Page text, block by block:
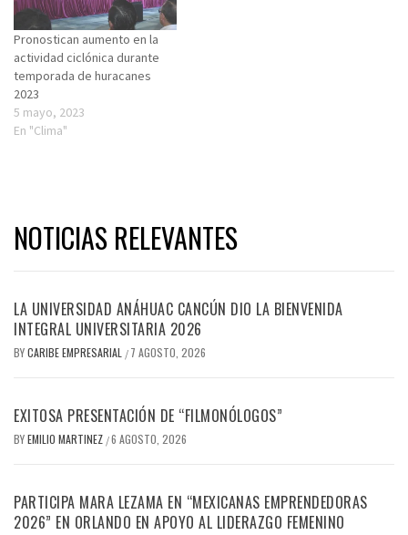
Pronostican aumento en la
actividad ciclónica durante
temporada de huracanes
2023
5 mayo, 2023
En "Clima"
NOTICIAS RELEVANTES
LA UNIVERSIDAD ANÁHUAC CANCÚN DIO LA BIENVENIDA
INTEGRAL UNIVERSITARIA 2026
BYCARIBE EMPRESARIAL / 7 AGOSTO, 2026
EXITOSA PRESENTACIÓN DE “FILMONÓLOGOS”
BYEMILIO MARTINEZ /6 AGOSTO, 2026
PARTICIPA MARA LEZAMA EN “MEXICANAS EMPRENDEDORAS
2026” EN ORLANDO EN APOYO AL LIDERAZGO FEMENINO